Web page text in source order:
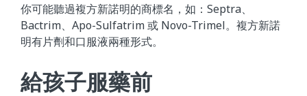
你可能聽過複方新諾明的商標名，如：Septra、
Bactrim、Apo-Sulfatrim 或 Novo-Trimel。複方新諾
明有片劑和口服液兩種形式。
給孩子服藥前